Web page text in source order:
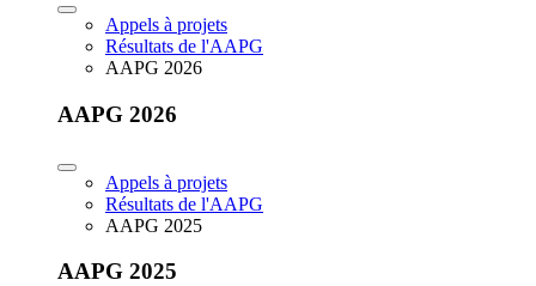
Appels à projets
Résultats de l'AAPG
AAPG 2026
AAPG 2026
Appels à projets
Résultats de l'AAPG
AAPG 2025
AAPG 2025